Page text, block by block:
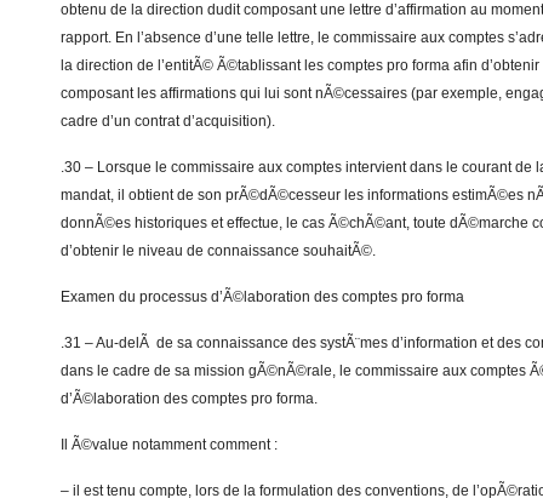
obtenu de la direction dudit composant une lettre d’affirmation au
rapport. En l’absence d’une telle lettre, le commissaire aux comptes
la direction de l’entitÃ© Ã©tablissant les comptes pro forma afin
composant les affirmations qui lui sont nÃ©cessaires (par exemple,
cadre d’un contrat d’acquisition).
.30 – Lorsque le commissaire aux comptes intervient dans le courant de
mandat, il obtient de son prÃ©dÃ©cesseur les informations estimÃ©es
donnÃ©es historiques et effectue, le cas Ã©chÃ©ant, toute dÃ©marche
d’obtenir le niveau de connaissance souhaitÃ©.
Examen du processus d’Ã©laboration des comptes pro forma
.31 – Au-delÃ de sa connaissance des systÃ¨mes d’information et des
dans le cadre de sa mission gÃ©nÃ©rale, le commissaire aux comptes
d’Ã©laboration des comptes pro forma.
Il Ã©value notamment comment :
– il est tenu compte, lors de la formulation des conventions, de